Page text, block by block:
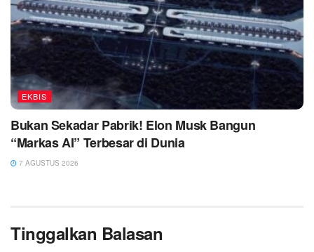
EKBIS
Bukan Sekadar Pabrik! Elon Musk Bangun
“Markas AI” Terbesar di Dunia
7 AGUSTUS 2026
Tinggalkan Balasan